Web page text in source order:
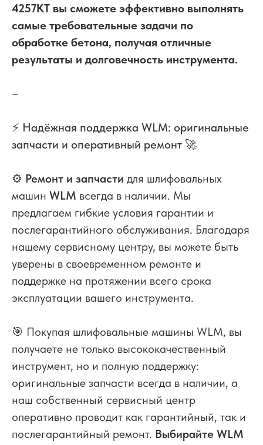
4257KT вы сможете эффективно выполнять
самые требовательные задачи по
обработке бетона, получая отличные
результаты и долговечность инструмента.
–
⚡️ Надёжная поддержка WLM: оригинальные
запчасти и оперативный ремонт 🚀
⚙️ Ремонт и запчасти для шлифовальных
машин WLM всегда в наличии. Мы
предлагаем гибкие условия гарантии и
послегарантийного обслуживания. Благодаря
нашему сервисному центру, вы можете быть
уверены в своевременном ремонте и
поддержке на протяжении всего срока
эксплуатации вашего инструмента.
🎯 Покупая шлифовальные машины WLM, вы
получаете не только высококачественный
инструмент, но и полную поддержку:
оригинальные запчасти всегда в наличии, а
наш собственный сервисный центр
оперативно проводит как гарантийный, так и
послегарантийный ремонт. Выбирайте WLM